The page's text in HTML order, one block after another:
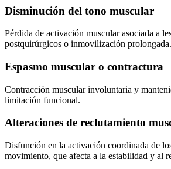
Disminución del tono muscular
Pérdida de activación muscular asociada a
postquirúrgicos o inmovilización prolongada.
Espasmo muscular o contractura
Contracción muscular involuntaria y
limitación funcional.
Alteraciones de reclutamiento
Disfunción en la activación coordinada de
movimiento, que afecta a la estabilidad y al